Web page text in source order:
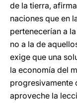
de la tierra,
naciones que en
pertenecerían a
no a la de
exige que una
la economía del
progresivamente
aproveche la